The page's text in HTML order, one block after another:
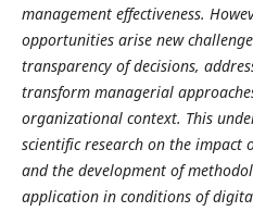
management effectiveness.
opportunities arise new
transparency of decisions,
transform managerial
organizational context. This
scientific research on the impact
and the development of
application in conditions of